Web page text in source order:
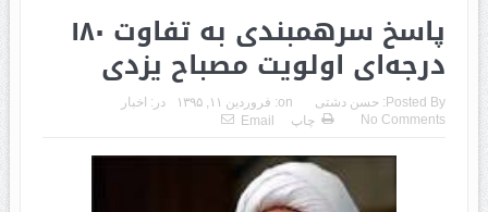
پاسخ سرهمبندی به تفاوت ۱۸۰
درجه‌ای اولویت مصباح یزدی
Posted By: حسن دشتی on: فروردین ۱۱, ۱۳۹۵ در: اخبار
No Comments
چاپ Email